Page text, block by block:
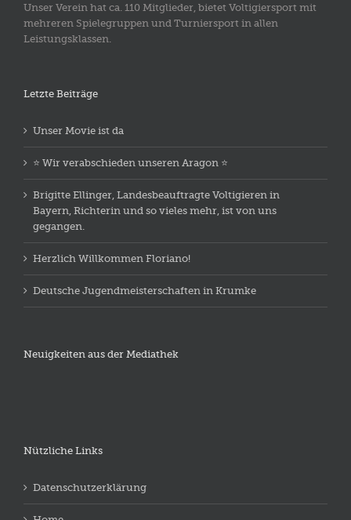
Unser Verein hat ca. 110 Mitglieder, bietet Voltigiersport mit
mehreren Spielegruppen und Turniersport in allen
Leistungsklassen.
Letzte Beiträge
Unser Movie ist da
⭐️ Wir verabschieden unseren Aragon ⭐️
Brigitte Ellinger, Landesbeauftragte Voltigieren in
Bayern, Richterin und so vieles mehr, ist von uns
gegangen.
Herzlich Willkommen Floriano!
Deutsche Jugendmeisterschaften in Krumke
Neuigkeiten aus der Mediathek
Nützliche Links
Datenschutzerklärung